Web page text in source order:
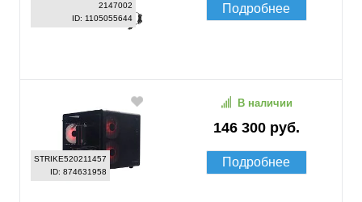
2147002
ID: 1105055644
Подробнее
STRIKE520211457
ID: 874631958
146 300 руб.
В наличии
Подробнее